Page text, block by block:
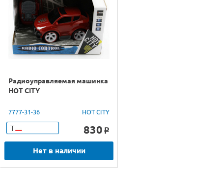
Радиоуправляемая машинка
HOT CITY
7777-31-36 HOT CITY
Т 830 o
Нет в наличии